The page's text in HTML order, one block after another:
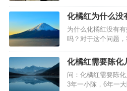
化橘红可以放多久
下，存放于密封阴
我们可以每隔3个月
那么晒一下太阳，
化橘红为什么没
为什么化橘红没有
吗？对于这个问题
们可以通过药品的
含量检验来监督药
时间越长，有效成
的中药，有些中药
化橘红需要陈化
好，化橘红陈年
问：化橘红需要陈
3年一小陈，6年一